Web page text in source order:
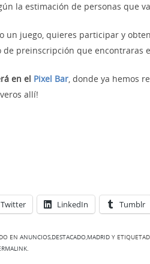
la estimación de personas que
un juego, quieres participar y
preinscripción que encontraras
en el Pixel Bar, donde ya hemos
allí!
Twitter LinkedIn Tumblr
EN ANUNCIOS,DESTACADO,MADRID Y
.